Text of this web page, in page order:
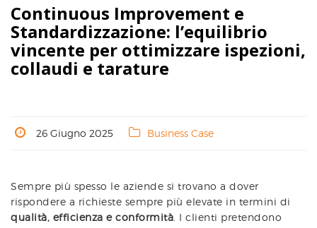
Continuous Improvement e
Standardizzazione: l’equilibrio
vincente per ottimizzare ispezioni,
collaudi e tarature
26 Giugno 2025 Business Case
Sempre più spesso le aziende si trovano a dover
rispondere a richieste sempre più elevate in termini di
qualità, efficienza e conformità . I clienti pretendono